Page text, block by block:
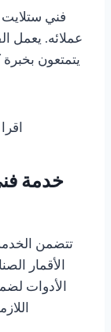
فني
عملائه. يعمل
يتمتعون
خدمة
تتضمن
الأقمار
الأدوات